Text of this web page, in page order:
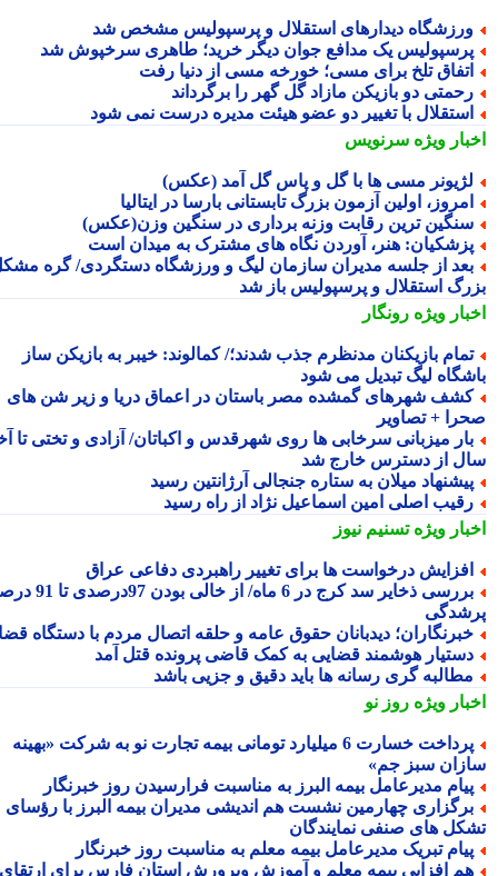
دیدارهای استقلال و پرسپولیس مشخص شد
یک مدافع جوان دیگر خرید؛ طاهری سرخپوش شد
تلخ برای مسی؛ خورخه مسی از دنیا رفت
دو بازیکن مازاد گل گهر را برگرداند
با تغییر دو عضو هیئت مدیره درست نمی شود
ویژهسرنویس
مسی ها با گل و پاس گل آمد (عکس)
اولین آزمون بزرگ تابستانی بارسا در ایتالیا
ترین رقابت وزنه برداری در سنگین وزن(عکس)
هنر، آوردن نگاه های مشترک به میدان است
از جلسه مدیران سازمان لیگ و ورزشگاه دستگردی/ گره مشکل
استقلال و پرسپولیس باز شد
ویژهرونگار
بازیکنان مدنظرم جذب شدند؛/ کمالوند: خیبر به بازیکن ساز
لیگ تبدیل می شود
شهرهای گمشده مصر باستان در اعماق دریا و زیر شن های
+ تصاویر
میزبانی سرخابی ها روی شهرقدس و اکباتان/ آزادی و تختی تا آخر
از دسترس خارج شد
میلان به ستاره جنجالی آرژانتین رسید
اصلی امین اسماعیل نژاد از راه رسید
ویژهتسنیم نیوز
درخواست ها برای تغییر راهبردی دفاعی عراق
بررسی ذخایر سد کرج در 6 ماه/ از خالی بودن 97درصدی تا 91 درصد
دیدبانان حقوق عامه و حلقه اتصال مردم با دستگاه قضا
هوشمند قضایی به کمک قاضی پرونده قتل آمد
گری رسانه ها باید دقیق و جزیی باشد
ویژهروز نو
پرداخت خسارت 6 میلیارد تومانی بیمه تجارت نو به شرکت «بهینه
سبز جم»
مدیرعامل بیمه البرز به مناسبت فرارسیدن روز خبرنگار
چهارمین نشست هم اندیشی مدیران بیمه البرز با رؤسای
های صنفی نمایندگان
تبریک مدیرعامل بیمه معلم به مناسبت روز خبرنگار
افزایی بیمه معلم و آموزش وپرورش استان فارس برای ارتقای